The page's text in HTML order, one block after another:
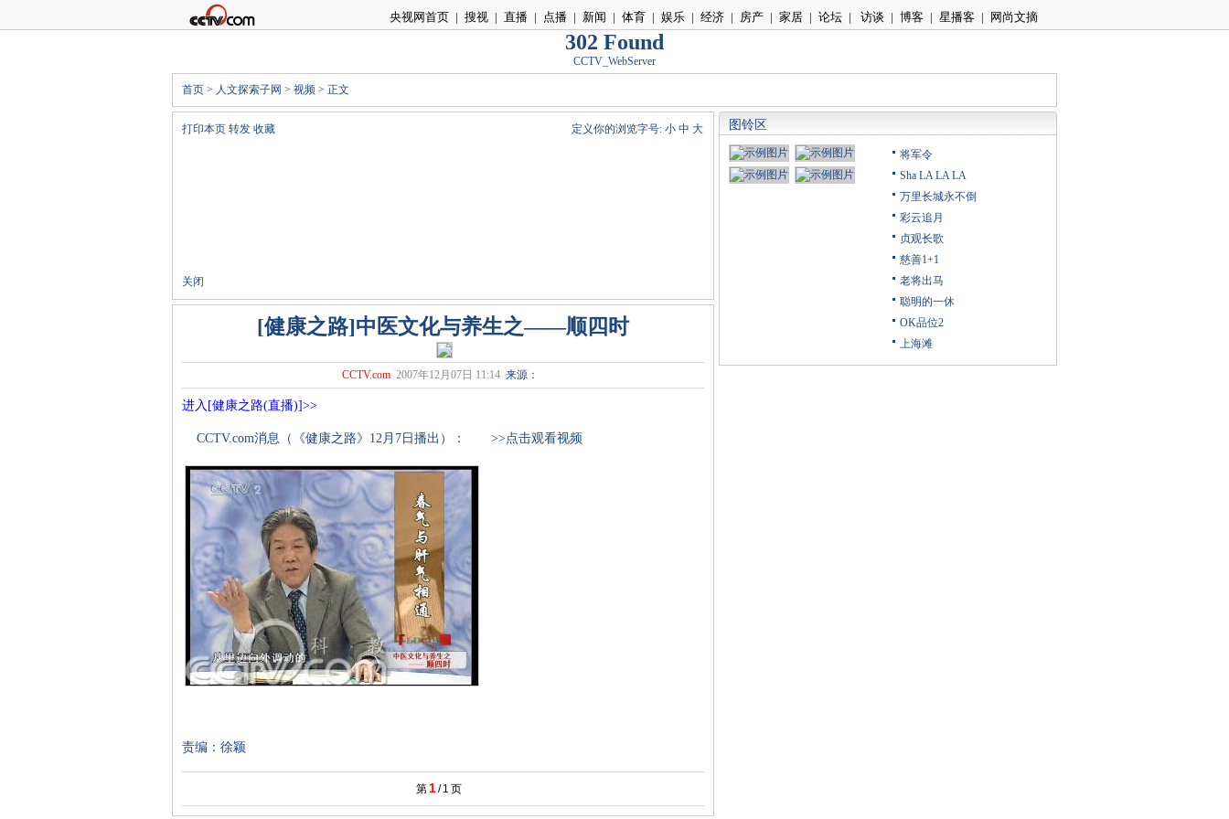
央视网首页 | 搜视 | 直播 | 点播 | 新闻 | 体育 | 娱乐 | 经济 | 房产 | 家居 | 论坛 | 访谈 | 博客 | 星播客 | 网尚文摘
302 Found
CCTV_WebServer
首页 > 人文探索子网 > 视频 > 正文
打印本页 转发 收藏
关闭
定义你的浏览字号: 小 中 大
[健康之路]中医文化与养生之――顺四时
CCTV.com 2007年12月07日 11:14 来源：
进入[健康之路(直播)]>>
CCTV.com消息（《健康之路》12月7日播出）： >>点击观看视频
责编：徐颖
第 1/ 1 页
图铃区
将军令
Sha LA LA LA
万里长城永不倒
彩云追月
贞观长歌
慈善1+1
老将出马
聪明的一休
OK品位2
上海滩